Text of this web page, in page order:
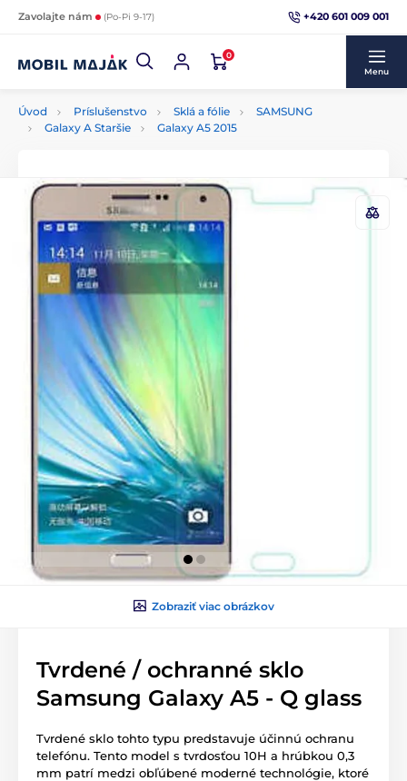
Zavolajte nám (Po-Pi 9-17) +420 601 009 001
0
Menu
Úvod Príslušenstvo Sklá a fólie
SAMSUNG
Galaxy A Staršie
Galaxy A5 2015
Zobraziť viac obrázkov
Tvrdené / ochranné sklo
Samsung Galaxy A5 - Q glass
Tvrdené sklo tohto typu predstavuje účinnú ochranu
telefónu. Tento model s tvrdosťou 10H a hrúbkou 0,3
mm patrí medzi obľúbené moderné technológie, ktoré